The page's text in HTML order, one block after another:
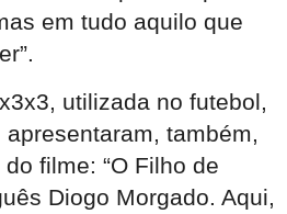
em tudo aquilo que
utilizada no futebol,
também,
filme: “O Filho de
Diogo Morgado. Aqui,